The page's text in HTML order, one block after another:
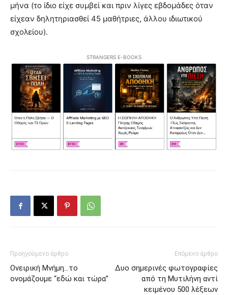
μήνα (το ίδιο είχε συμβεί και πριν λίγες εβδομάδες όταν
είχεαν δηλητηριασθεί 45 μαθήτριες, άλλου ιδιωτικού
σχολείου).
STRANGERS E-BOOKS
Προηγούμενο άρθρο
Ονειρική Μνήμη…το
ονομάζουμε “εδώ και τώρα”
Επόμενο άρθρο
Δυο σημερινές φωτογραφίες
από τη Μυτιλήνη αντί
κειμένου 500 λέξεων